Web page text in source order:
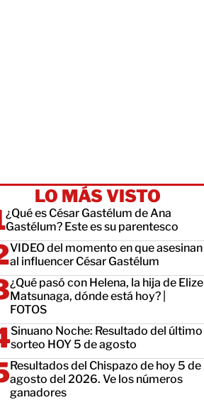
LO MÁS VISTO
¿Qué es César Gastélum de Ana
Gastélum? Este es su parentesco
VIDEO del momento en que asesinan
al influencer César Gastélum
¿Qué pasó con Helena, la hija de Elize
Matsunaga, dónde está hoy? |
FOTOS
Sinuano Noche: Resultado del último
sorteo HOY 5 de agosto
Resultados del Chispazo de hoy 5 de
agosto del 2026. Ve los números
ganadores